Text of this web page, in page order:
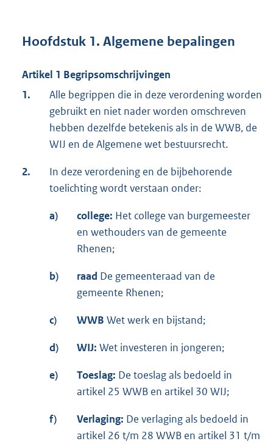
Hoofdstuk 1. Algemene bepalingen
Artikel 1 Begripsomschrijvingen
1.
Alle begrippen die in deze verordening worden
gebruikt en niet nader worden omschreven
hebben dezelfde betekenis als in de WWB, de
WIJ en de Algemene wet bestuursrecht.
2.
In deze verordening en de bijbehorende
toelichting wordt verstaan onder:
a) college: Het college van burgemeester
en wethouders van de gemeente
Rhenen;
b) raad De gemeenteraad van de
gemeente Rhenen;
c) WWB Wet werk en bijstand;
d) WIJ: Wet investeren in jongeren;
e) Toeslag: De toeslag als bedoeld in
artikel 25 WWB en artikel 30 WIJ;
f) Verlaging: De verlaging als bedoeld in
artikel 26 t/m 28 WWB en artikel 31 t/m